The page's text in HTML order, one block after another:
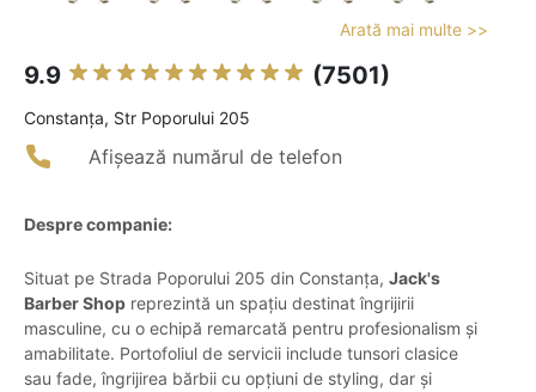
Arată mai multe >>
9.9 (7501)
Constanţa, Str Poporului 205
Afișează numărul de telefon
Despre companie:
Situat pe Strada Poporului 205 din Constanța, Jack's
Barber Shop reprezintă un spațiu destinat îngrijirii
masculine, cu o echipă remarcată pentru profesionalism și
amabilitate. Portofoliul de servicii include tunsori clasice
sau fade, îngrijirea bărbii cu opțiuni de styling, dar și